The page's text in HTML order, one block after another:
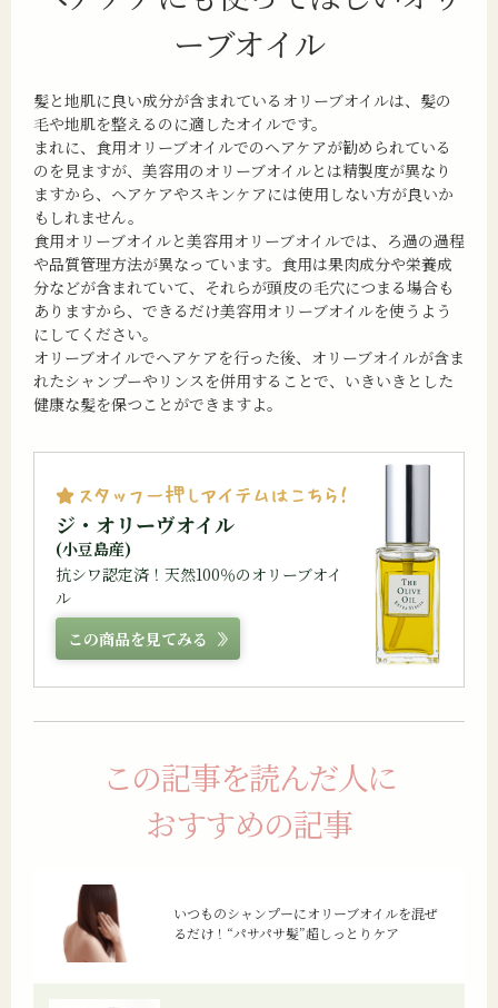
ーブオイル
髪と地肌に良い成分が含まれているオリーブオイルは、髪の
毛や地肌を整えるのに適したオイルです。
まれに、食用オリーブオイルでのヘアケアが勧められている
のを見ますが、美容用のオリーブオイルとは精製度が異なり
ますから、ヘアケアやスキンケアには使用しない方が良いか
もしれません。
食用オリーブオイルと美容用オリーブオイルでは、ろ過の過程
や品質管理方法が異なっています。食用は果肉成分や栄養成
分などが含まれていて、それらが頭皮の毛穴につまる場合も
ありますから、できるだけ美容用オリーブオイルを使うよう
にしてください。
オリーブオイルでヘアケアを行った後、オリーブオイルが含ま
れたシャンプーやリンスを併用することで、いきいきとした
健康な髪を保つことができますよ。
ジ・オリーヴオイル
(小豆島産)
抗シワ認定済！天然100％のオリーブオイ
ル
この商品を見てみる
この記事を読んだ人に
おすすめの記事
いつものシャンプーにオリーブオイルを混ぜ
るだけ！“パサパサ髪”超しっとりケア